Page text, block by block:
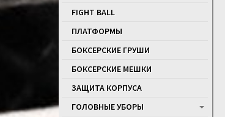
FIGHT BALL
ПЛАТФОРМЫ
БОКСЕРСКИЕ ГРУШИ
БОКСЕРСКИЕ МЕШКИ
ЗАЩИТА КОРПУСА
ГОЛОВНЫЕ УБОРЫ